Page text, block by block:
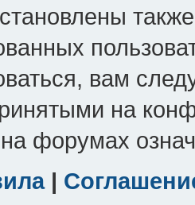
вам
на
форумах
|